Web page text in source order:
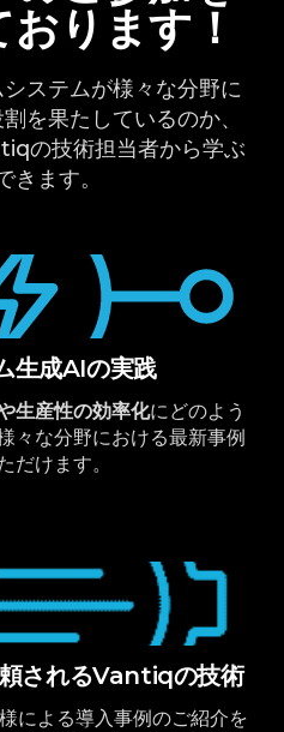
ります！
ステムが様々な分野に
を果たしているのか、
の技術担当者から学ぶ
きます。
生成AIの実践
生産性の効率化にどのよう
々な分野における最新事例
だけます。
されるVantiqの技術
による導入事例のご紹介を